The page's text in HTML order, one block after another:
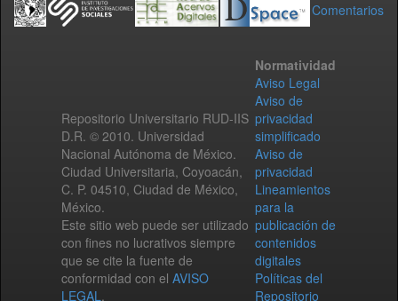
Comentarios
Repositorio Universitario RUD-IIS
D.R. © 2010. Universidad
Nacional Autónoma de México.
Ciudad Universitaria, Coyoacán,
C. P. 04510, Ciudad de México,
México.
Este sitio web puede ser utilizado
con fines no lucrativos siempre
que se cite la fuente de
conformidad con el AVISO
LEGAL.
Normatividad
Aviso Legal
Aviso de
privacidad
simplificado
Aviso de
privacidad
Lineamientos
para la
publicación de
contenidos
digitales
Políticas del
Repositorio